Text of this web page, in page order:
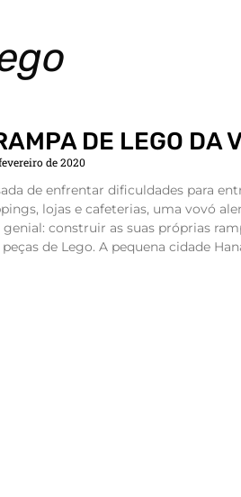
DE LEGO DA
de 2020
de enfrentar dificuldades para
lojas e cafeterias, uma vovó
genial: construir as suas próprias
de Lego. A pequena cidade